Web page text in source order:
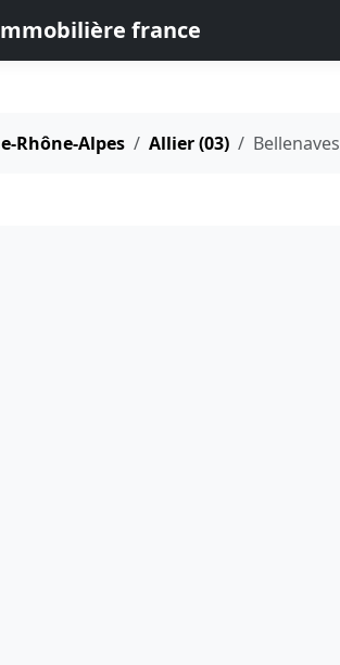
france
Rhône-Alpes Allier (03) Bellenaves